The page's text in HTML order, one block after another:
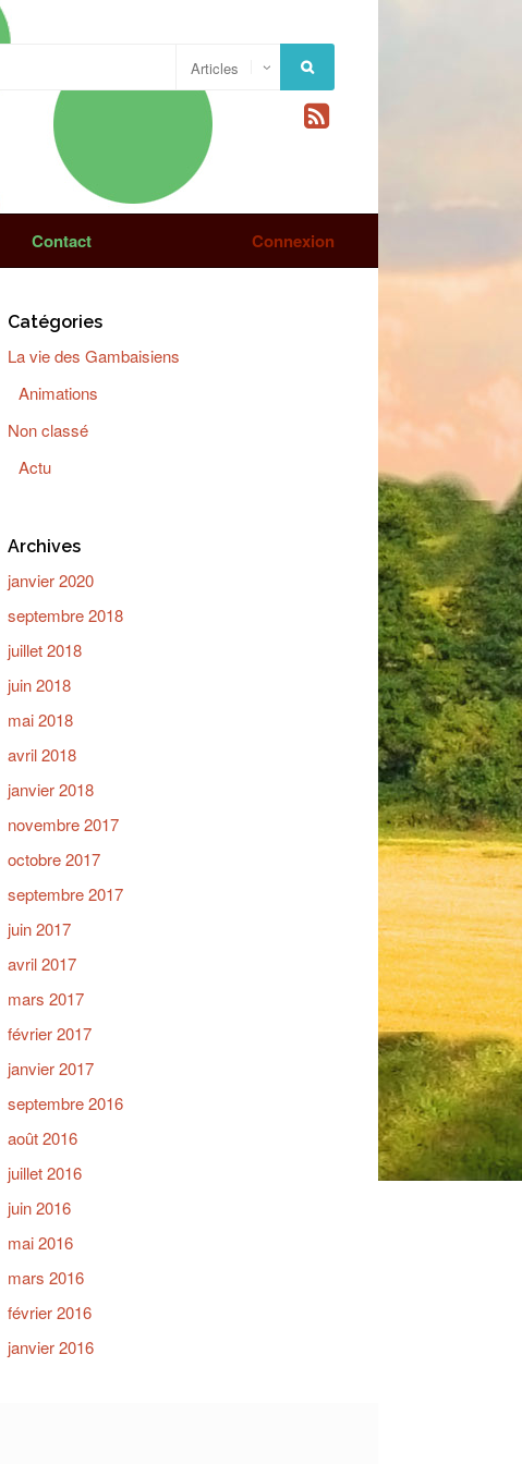
Contact Connexion
Catégories
La vie des Gambaisiens
Animations
Non classé
Actu
Archives
janvier 2020
septembre 2018
juillet 2018
juin 2018
mai 2018
avril 2018
janvier 2018
novembre 2017
octobre 2017
septembre 2017
juin 2017
avril 2017
mars 2017
février 2017
janvier 2017
septembre 2016
août 2016
juillet 2016
juin 2016
mai 2016
mars 2016
février 2016
janvier 2016